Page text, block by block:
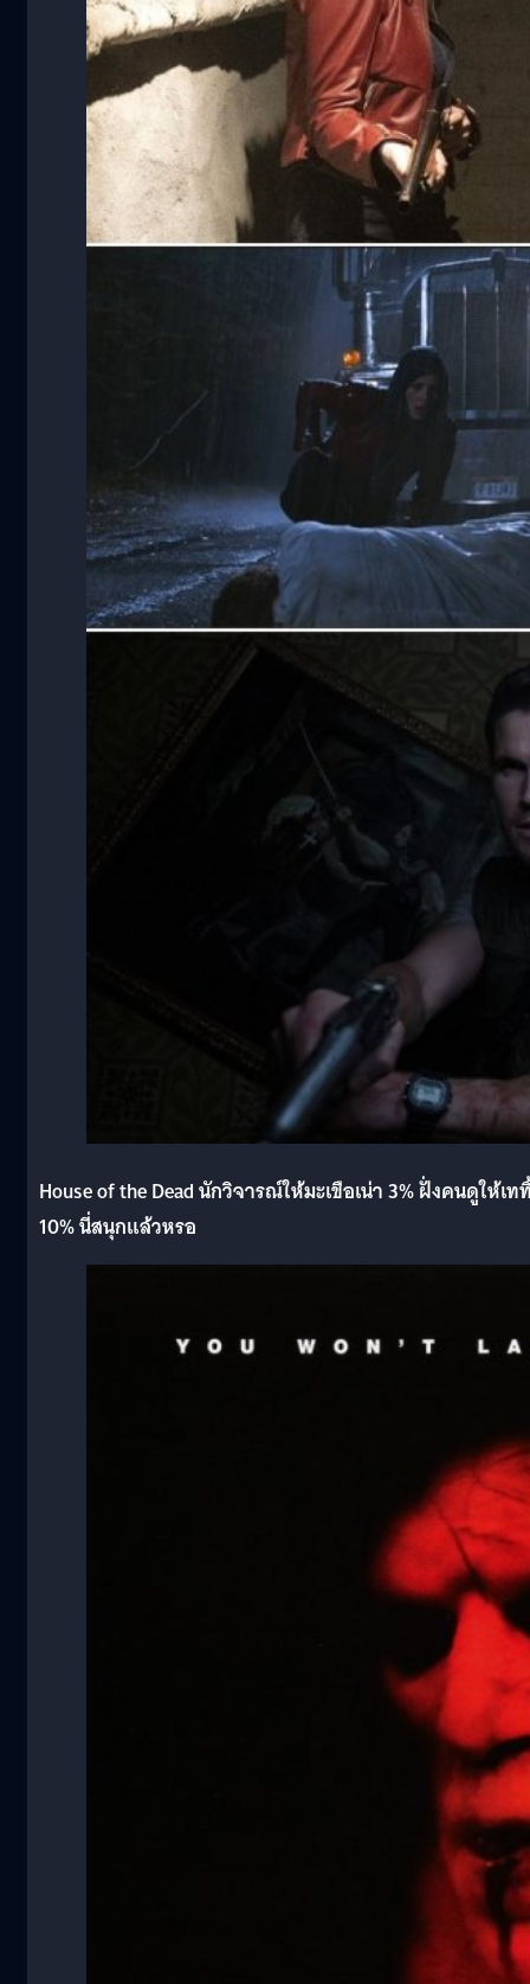
House of the Dead นักวิจารณ์ให้มะเขือเน่า 3% ฝั่งคนดูให้เท
10% นี่สนุกแล้วหรอ